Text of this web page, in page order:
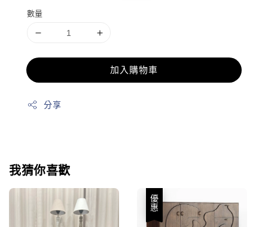
數量
加入購物車
分享
我猜你喜歡
優惠